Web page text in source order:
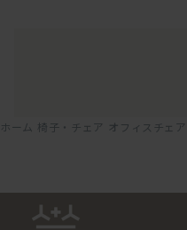
ホーム 椅子・チェア オフィスチェ